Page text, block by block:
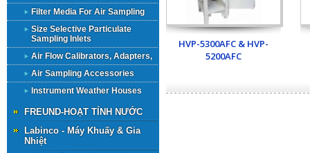
Filter Media For Air Sampling
Size Selective Particulate
Sampling Inlets
Air Flow Calibrators, Adapters,
Air Sampling Accessories
Instrument Weather Houses
FREUND-HOẠT TÍNH NƯỚC
Labinco - Máy Khuấy & Gia
Nhiệt
HVP-5300AFC & HVP-
5200AFC